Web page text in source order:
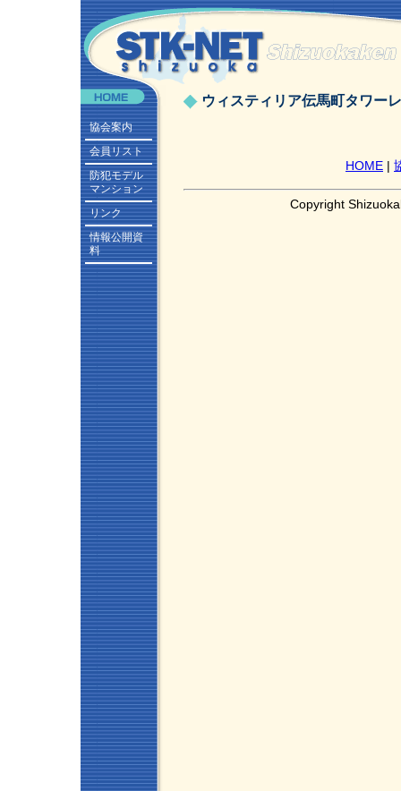
協会案内
会員リスト
防犯モデル
マンション
リンク
情報公開資
料
ウィスティリア伝馬町タワー
HOME |
Copyright